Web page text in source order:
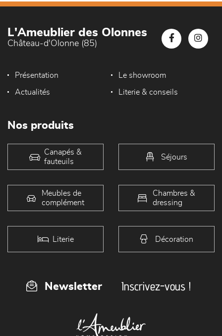
L'Ameublier des Olonnes
Château-d'Olonne (85)
Présentation Le showroom
Actualités Literie & conseils
Nos produits
Canapés &
fauteuils
Séjours
Meubles de
complément
Chambres &
dressing
Literie Décoration
Newsletter Inscrivez-vous !